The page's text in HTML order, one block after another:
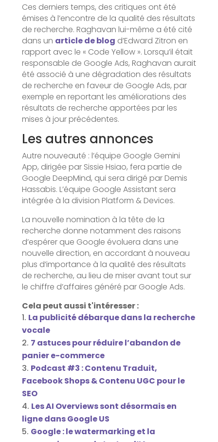
Ces derniers temps, des critiques ont été
émises à l’encontre de la qualité des résultats
de recherche. Raghavan lui-même a été cité
dans un article de blog d’Edward Zitron en
rapport avec le « Code Yellow ». Lorsqu’il était
responsable de Google Ads, Raghavan aurait
été associé à une dégradation des résultats
de recherche en faveur de Google Ads, par
exemple en reportant les améliorations des
résultats de recherche apportées par les
mises à jour précédentes.
Les autres annonces
Autre nouveauté : l’équipe Google Gemini
App, dirigée par Sissie Hsiao, fera partie de
Google DeepMind, qui sera dirigé par Demis
Hassabis. L’équipe Google Assistant sera
intégrée à la division Platform & Devices.
La nouvelle nomination à la tête de la
recherche donne notamment des raisons
d’espérer que Google évoluera dans une
nouvelle direction, en accordant à nouveau
plus d’importance à la qualité des résultats
de recherche, au lieu de miser avant tout sur
le chiffre d’affaires généré par Google Ads.
Cela peut aussi t'intéresser :
La publicité débarque dans la recherche
vocale
7 astuces pour réduire l’abandon de
panier e-commerce
Podcast #3 : Contenu Traduit,
Facebook Shops & Contenu UGC pour le
SEO
Les AI Overviews sont désormais en
ligne dans Google US
Google : le watermarking et la